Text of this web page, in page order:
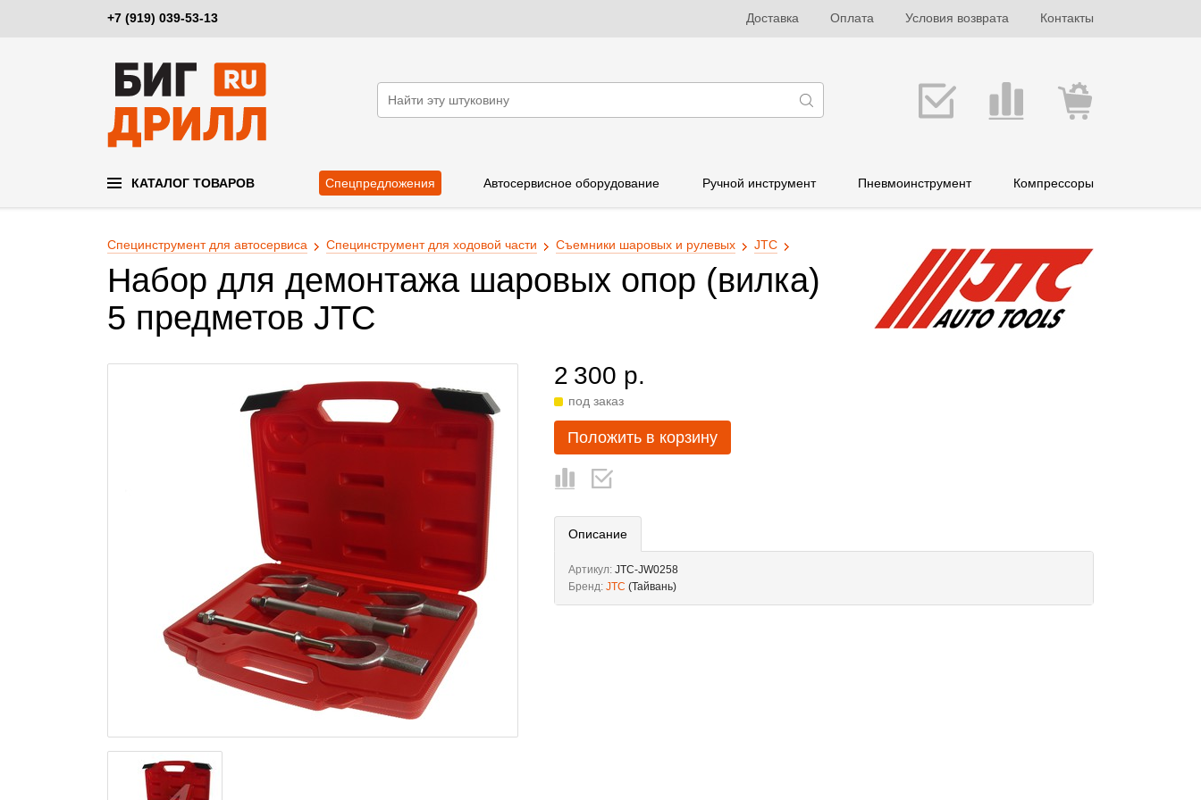
+7 (919) 039-53-13 Доставка Оплата Условия возврата Контакты
КАТАЛОГ ТОВАРОВ Спецпредложения Автосервисное оборудование Ручной инструмент Пневмоинструмент Компрессоры
Специнструмент для автосервиса Специнструмент для ходовой части Съемники шаровых и рулевых JTC
Набор для демонтажа шаровых опор (вилка)
5 предметов JTC
2 300 р.
под заказ
Положить в корзину
Описание
Артикул: JTC-JW0258
Бренд: JTC (Тайвань)